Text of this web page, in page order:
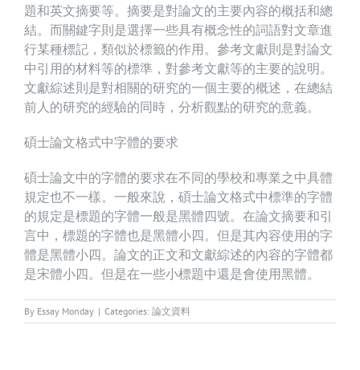
題和英文摘要等。摘要是對論文的主要內容的概括和總
結。而關鍵字則是選擇一些具有概念性的詞語對文章進
行某種標記，類似於標籤的作用。參考文獻則是對論文
中引用的材料等的標準，對參考文獻等的主要的說明。
文獻綜述則是對相關的研究的一個主要的概述，在總結
前人的研究的經驗的同時，分析觀點的研究的意義。
碩士論文格式中字體的要求
碩士論文中的字體的要求在不同的學校和專業之中具體
規定也不一樣。一般來說，碩士論文格式中標準的字體
的規定是標題的字體一般是黑體四號。在論文摘要和引
言中，標題的字體也是黑體小四。但是其內容使用的字
體是黑體小四。論文的正文和文獻綜述的內容的字體都
是宋體小四。但是在一些小標題中還是會使用黑體。
By Essay Monday | Categories: 論文資料